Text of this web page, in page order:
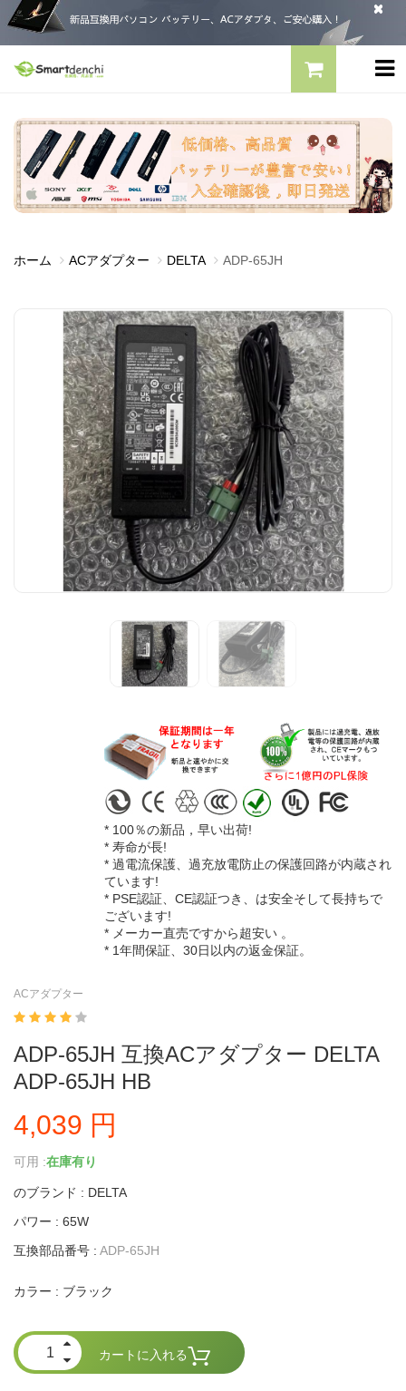
ホーム ACアダプター DELTA ADP-65JH
* 100％の新品，早い出荷!
* 寿命が長!
* 過電流保護、過充放電防止の保護回路が内蔵され
ています!
* PSE認証、CE認証つき、は安全そして長持ちで
ございます!
* メーカー直売ですから超安い 。
* 1年間保証、30日以内の返金保証。
ACアダプター
ADP-65JH 互換ACアダプター DELTA
ADP-65JH HB
4,039 円
可用 :在庫有り
のブランド : DELTA
パワー : 65W
互換部品番号 : ADP-65JH
カラー : ブラック
カートに入れる